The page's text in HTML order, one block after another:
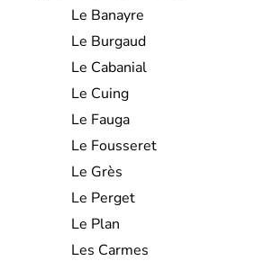
Le Banayre
Le Burgaud
Le Cabanial
Le Cuing
Le Fauga
Le Fousseret
Le Grès
Le Perget
Le Plan
Les Carmes